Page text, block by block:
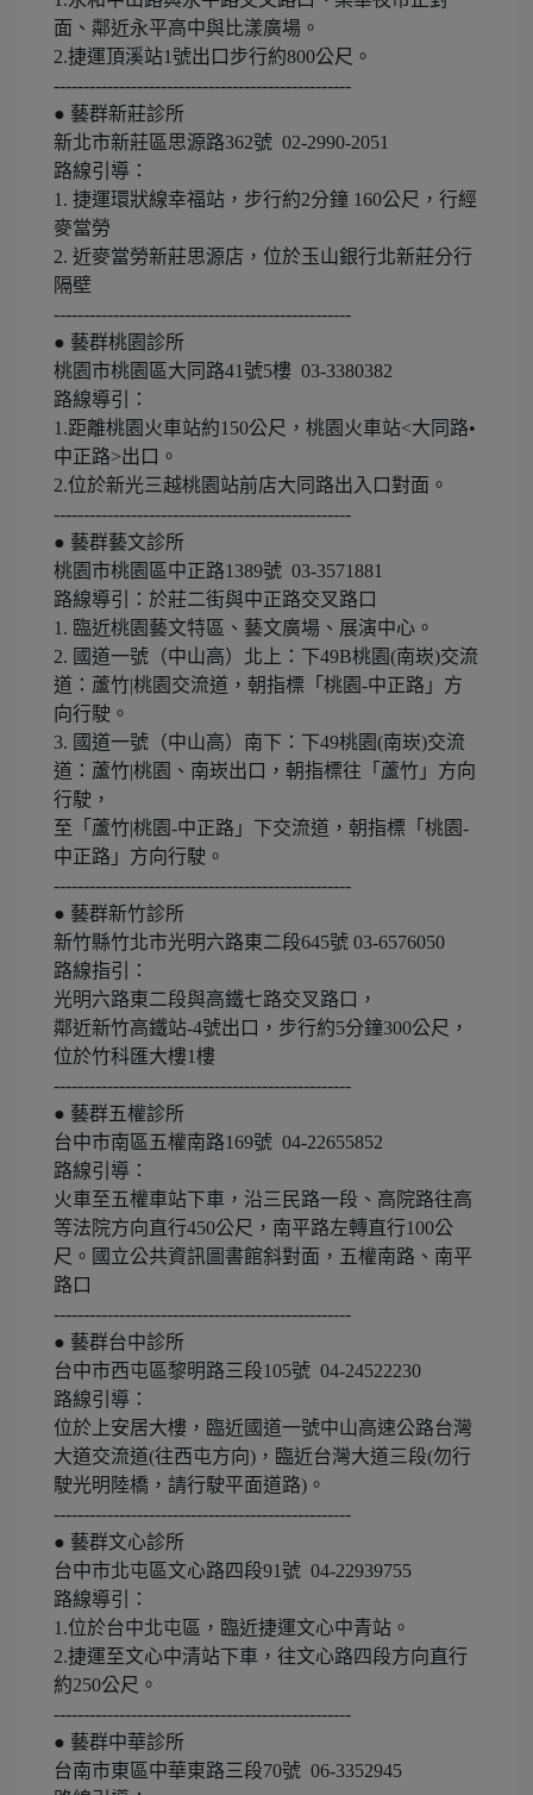
面、鄰近永平高中與比漾廣場。
2.捷運頂溪站1號出口步行約800公尺。
--------------------------------------------------
● 藝群新莊診所
新北市新莊區思源路362號 02-2990-2051
路線引導：
1. 捷運環狀線幸福站，步行約2分鐘 160公尺，行經
麥當勞
2. 近麥當勞新莊思源店，位於玉山銀行北新莊分行
隔壁
--------------------------------------------------
● 藝群桃園診所
桃園市桃園區大同路41號5樓 03-3380382
路線導引：
1.距離桃園火車站約150公尺，桃園火車站<大同路•
中正路>出口。
2.位於新光三越桃園站前店大同路出入口對面。
--------------------------------------------------
● 藝群藝文診所
桃園市桃園區中正路1389號 03-3571881
路線導引：於莊二街與中正路交叉路口
1. 臨近桃園藝文特區、藝文廣場、展演中心。
2. 國道一號（中山高）北上：下49B桃園(南崁)交流
道：蘆竹|桃園交流道，朝指標「桃園-中正路」方
向行駛。
3. 國道一號（中山高）南下：下49桃園(南崁)交流
道：蘆竹|桃園、南崁出口，朝指標往「蘆竹」方向
行駛，
至「蘆竹|桃園-中正路」下交流道，朝指標「桃園-
中正路」方向行駛。
--------------------------------------------------
● 藝群新竹診所
新竹縣竹北市光明六路東二段645號 03-6576050
路線指引：
光明六路東二段與高鐵七路交叉路口，
鄰近新竹高鐵站-4號出口，步行約5分鐘300公尺，
位於竹科匯大樓1樓
--------------------------------------------------
● 藝群五權診所
台中市南區五權南路169號 04-22655852
路線引導：
火車至五權車站下車，沿三民路一段、高院路往高
等法院方向直行450公尺，南平路左轉直行100公
尺。國立公共資訊圖書館斜對面，五權南路、南平
路口
--------------------------------------------------
● 藝群台中診所
台中市西屯區黎明路三段105號 04-24522230
路線引導：
位於上安居大樓，臨近國道一號中山高速公路台灣
大道交流道(往西屯方向)，臨近台灣大道三段(勿行
駛光明陸橋，請行駛平面道路)。
--------------------------------------------------
● 藝群文心診所
台中市北屯區文心路四段91號 04-22939755
路線導引：
1.位於台中北屯區，臨近捷運文心中青站。
2.捷運至文心中清站下車，往文心路四段方向直行
約250公尺。
--------------------------------------------------
● 藝群中華診所
台南市東區中華東路三段70號 06-3352945